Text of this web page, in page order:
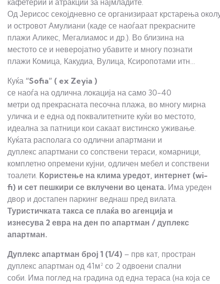
кафетерии и атракции за најмладите.
Од Јерисос секојдневно се организираат крстарења
и островот Амулиани (каде се наоѓаат прекрасните
плажи Аликес, Мегалиамос и др.). Во близина на
местото се и неверојатно убавите и многу познати
плажи Комица, Какудиа, Вулица, Ксиропотами итн…
Куќа “Sofia” ( ex Zeyia )
се наоѓа на одлична локација на само 30-40
метри од прекрасната песочна плажа, во многу мирна
уличка и е една од поквалитетните куќи во местото,
идеална за патници кои сакаат вистинско уживање.
Куќата располага со одлични апартмани и
дуплекс апартмани со сопствени тераси, комарници,
комплетно опремени кујни, одличен мебел и сопствени
тоалети. Користење на клима уредот, интернет (wi-
fi) и сет пешкири се вклучени во цената. Има уреден
двор и достапен паркинг веднаш пред вилата.
Туристичката такса се плаќа во агенција и
изнесува 2 евра на ден по апартман / дуплекс
апартман.
Дуплекс апартман број 1 (1/4) – прв кат, простран
дуплекс апартман од 41м² со 2 одвоени спални
соби. Има поглед на градина од една тераса (на која се